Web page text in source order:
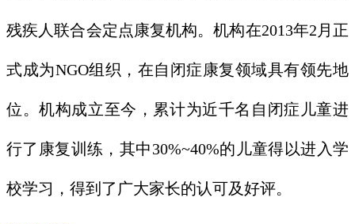
残疾人联合会定点康复机构。机构在2013年2月正
式成为NGO组织， 在自闭症康复领域具有领先地
位。机构成立至今，累计为近千名自闭症儿童进
行了康复训练，其中30%~40%的儿童得以进入学
校学习，得到了广大家长的认可及好评。